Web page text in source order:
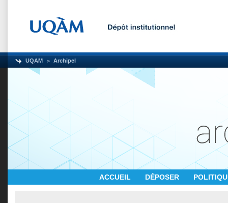
UQAM Archipel
ACCUEIL DÉPOSER